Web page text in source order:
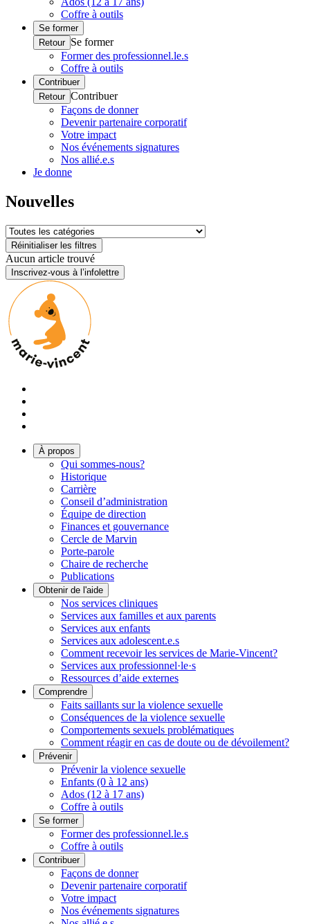
Coffre à outils
Se former
Retour Se former
Former des professionnel.le.s
Coffre à outils
Contribuer
Retour Contribuer
Façons de donner
Devenir partenaire corporatif
Votre impact
Nos événements signatures
Nos allié.e.s
Je donne
Nouvelles
Réinitialiser les filtres
Aucun article trouvé
Inscrivez-vous à l’infolettre
À propos
Qui sommes-nous?
Historique
Carrière
Conseil d’administration
Équipe de direction
Finances et gouvernance
Cercle de Marvin
Porte-parole
Chaire de recherche
Publications
Obtenir de l'aide
Nos services cliniques
Services aux familles et aux parents
Services aux enfants
Services aux adolescent.e.s
Comment recevoir les services de Marie-Vincent?
Services aux professionnel·le·s
Ressources d’aide externes
Comprendre
Faits saillants sur la violence sexuelle
Conséquences de la violence sexuelle
Comportements sexuels problématiques
Comment réagir en cas de doute ou de dévoilement?
Prévenir
Prévenir la violence sexuelle
Enfants (0 à 12 ans)
Ados (12 à 17 ans)
Coffre à outils
Se former
Former des professionnel.le.s
Coffre à outils
Contribuer
Façons de donner
Devenir partenaire corporatif
Votre impact
Nos événements signatures